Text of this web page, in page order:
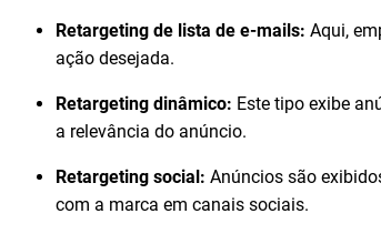
Retargeting de lista de e-mails: Aqui,
ação desejada.
Retargeting dinâmico: Este tipo exibe
a relevância do anúncio.
Retargeting social: Anúncios são
com a marca em canais sociais.